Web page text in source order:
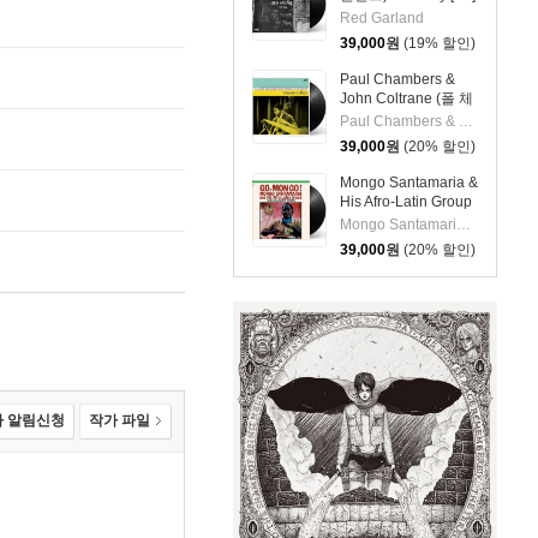
Red Garland
39,000원 (19% 할인)
Paul Chambers &
John Coltrane (폴 체
임버스 & 존 콜트레
인) - A Jazz
Delegation From the
East: Chamber's
Music [LP]
Paul Chambers & John Coltrane
39,000원 (20% 할인)
Mongo Santamaria &
His Afro-Latin Group
(몽고 산타마리아 &
히스 아프로 라틴 그
룹) - Go Mongo!
(Feat. Chick Corea)
Mongo Santamaria & His Afro-Latin Group
39,000원 (20% 할인)
알림신청 작가 파일